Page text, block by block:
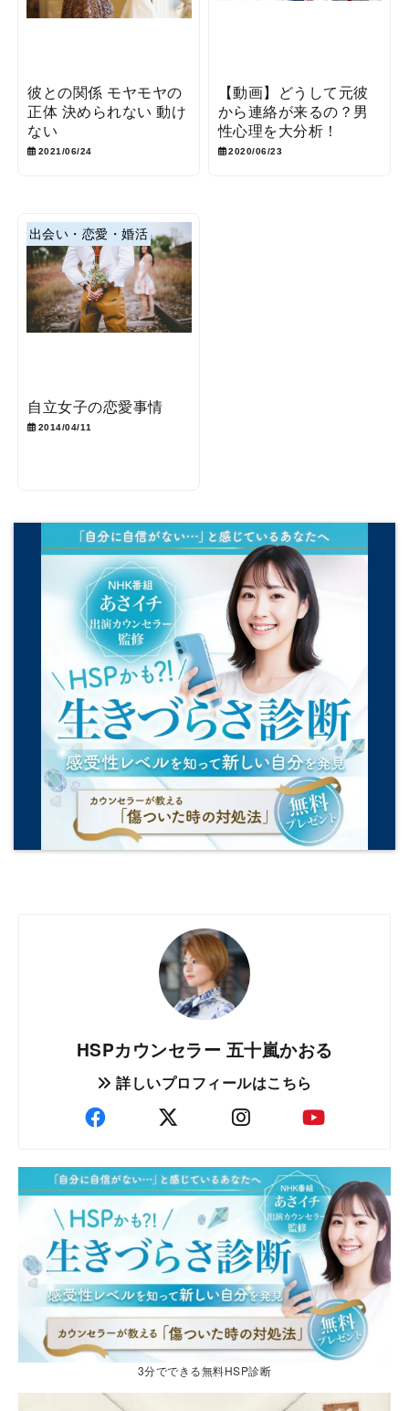
彼との関係 モヤモヤの
正体 決められない 動け
ない
2021/06/24
【動画】どうして元彼
から連絡が来るの？男
性心理を大分析！
2020/06/23
出会い・恋愛・婚活
自立女子の恋愛事情
2014/04/11
HSPカウンセラー 五十嵐かおる
詳しいプロフィールはこちら
3分でできる無料HSP診断